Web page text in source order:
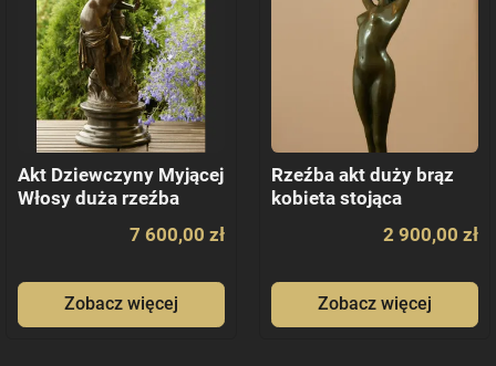
Akt Dziewczyny Myjącej
Włosy duża rzeźba
7 600,00 zł
Zobacz więcej
Rzeźba akt duży brąz
kobieta stojąca
2 900,00 zł
Zobacz więcej